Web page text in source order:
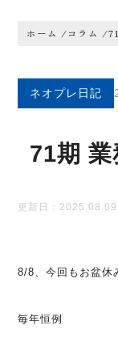
ホーム /コラム /
ネオプレ日記
71期
更新日：2025.08.09
8/8、今回もお盆休
毎年恒例